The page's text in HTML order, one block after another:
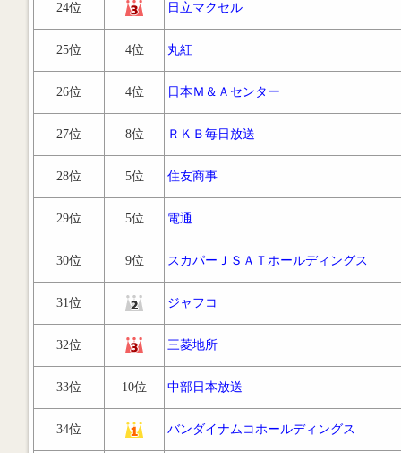
24位 日立マクセル
25位 4位 丸紅
26位 4位 日本Ｍ＆Ａセンター
27位 8位 ＲＫＢ毎日放送
28位 5位 住友商事
29位 5位 電通
30位 9位 スカパーＪＳＡＴホールディングス
31位 ジャフコ
32位 三菱地所
33位 10位 中部日本放送
34位 バンダイナムコホールディングス